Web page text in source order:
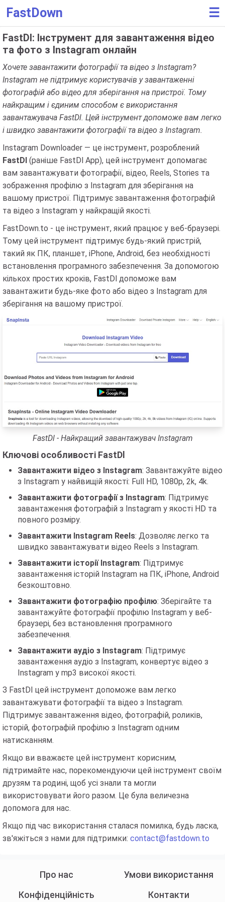
FastDown ☰
FastDl: Інструмент для завантаження відео
та фото з Instagram онлайн
Хочете завантажити фотографії та відео з Instagram?
Instagram не підтримує користувачів у завантаженні
фотографій або відео для зберігання на пристрої. Тому
найкращим і єдиним способом є використання
завантажувача FastDl. Цей інструмент допоможе вам легко
і швидко завантажити фотографії та відео з Instagram.
Instagram Downloader — це інструмент, розроблений
FastDl (раніше FastDl App), цей інструмент допомагає
вам завантажувати фотографії, відео, Reels, Stories та
зображення профілю з Instagram для зберігання на
вашому пристрої. Підтримує завантаження фотографій
та відео з Instagram у найкращій якості.
FastDown.to - це інструмент, який працює у веб-браузері.
Тому цей інструмент підтримує будь-який пристрій,
такий як ПК, планшет, iPhone, Android, без необхідності
встановлення програмного забезпечення. За допомогою
кількох простих кроків, FastDl допоможе вам
завантажити будь-яке фото або відео з Instagram для
зберігання на вашому пристрої.
FastDl - Найкращий завантажувач Instagram
Ключові особливості FastDl
Завантажити відео з Instagram: Завантажуйте відео
з Instagram у найвищій якості: Full HD, 1080p, 2k, 4k.
Завантажити фотографії з Instagram: Підтримує
завантаження фотографій з Instagram у якості HD та
повного розміру.
Завантажити Instagram Reels: Дозволяє легко та
швидко завантажувати відео Reels з Instagram.
Завантажити історії Instagram: Підтримує
завантаження історій Instagram на ПК, iPhone, Android
безкоштовно.
Завантажити фотографію профілю: Зберігайте та
завантажуйте фотографії профілю Instagram у веб-
браузері, без встановлення програмного
забезпечення.
Завантажити аудіо з Instagram: Підтримує
завантаження аудіо з Instagram, конвертує відео з
Instagram у mp3 високої якості.
З FastDl цей інструмент допоможе вам легко
завантажувати фотографії та відео з Instagram.
Підтримує завантаження відео, фотографій, роликів,
історій, фотографій профілю з Instagram одним
натисканням.
Якщо ви вважаєте цей інструмент корисним,
підтримайте нас, порекомендуючи цей інструмент своїм
друзям та родині, щоб усі знали та могли
використовувати його разом. Це була величезна
допомога для нас.
Якщо під час використання сталася помилка, будь ласка,
зв'яжіться з нами для підтримки: contact@fastdown.to
Про нас
Умови використання
Конфіденційність
Контакти